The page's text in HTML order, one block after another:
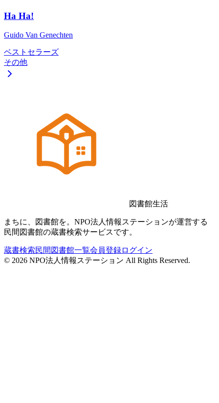
Ha Ha!
Guido Van Genechten
ベストセラーズ
その他
図書館生活
まちに、図書館を。NPO法人情報ステーションが運営する
民間図書館の蔵書検索サービスです。
蔵書検索民間図書館一覧会員登録ログイン
© 2026 NPO法人情報ステーション All Rights Reserved.